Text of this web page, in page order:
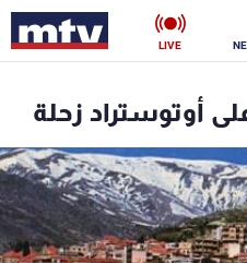
LIVE
أوتوستراد زحلة
ناس
فن